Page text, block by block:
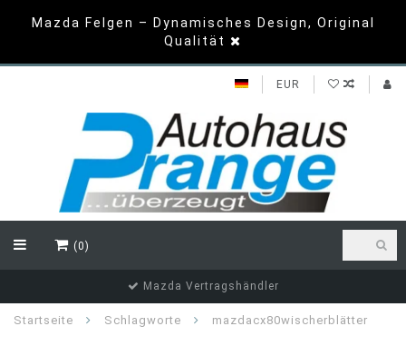
Mazda Felgen – Dynamisches Design, Original
Qualität
EUR
(0)
Mazda Vertragshändler
Startseite Schlagworte mazdacx80wischerblätter